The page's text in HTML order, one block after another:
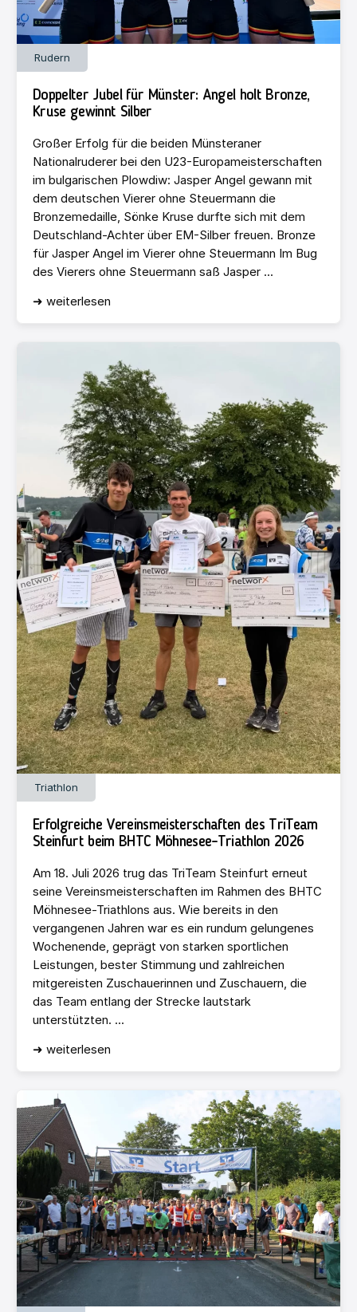
Rudern
Doppelter Jubel für Münster: Angel holt Bronze,
Kruse gewinnt Silber
Großer Erfolg für die beiden Münsteraner
Nationalruderer bei den U23-Europameisterschaften
im bulgarischen Plowdiw: Jasper Angel gewann mit
dem deutschen Vierer ohne Steuermann die
Bronzemedaille, Sönke Kruse durfte sich mit dem
Deutschland-Achter über EM-Silber freuen. Bronze
für Jasper Angel im Vierer ohne Steuermann Im Bug
des Vierers ohne Steuermann saß Jasper ...
➜ weiterlesen
Triathlon
Erfolgreiche Vereinsmeisterschaften des TriTeam
Steinfurt beim BHTC Möhnesee-Triathlon 2026
Am 18. Juli 2026 trug das TriTeam Steinfurt erneut
seine Vereinsmeisterschaften im Rahmen des BHTC
Möhnesee-Triathlons aus. Wie bereits in den
vergangenen Jahren war es ein rundum gelungenes
Wochenende, geprägt von starken sportlichen
Leistungen, bester Stimmung und zahlreichen
mitgereisten Zuschauerinnen und Zuschauern, die
das Team entlang der Strecke lautstark
unterstützten. ...
➜ weiterlesen